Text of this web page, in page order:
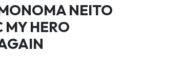
NEITO
MY HERO